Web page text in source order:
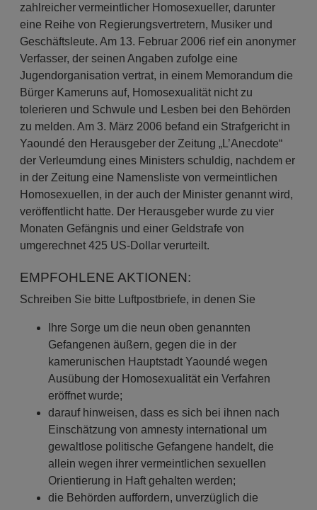
zahlreicher vermeintlicher Homo­sexueller, darunter
eine Reihe von Regierungsvertretern, Musiker und
Geschäftsleute. Am 13. Februar 2006 rief ein anonymer
Verfasser, der seinen Angaben zufolge eine
Jugendorganisation vertrat, in einem Memorandum die
Bürger Kameruns auf, Homosexualität nicht zu
tolerieren und Schwule und Lesben bei den Behörden
zu melden. Am 3. März 2006 befand ein Strafgericht in
Yaoundé den Herausgeber der Zeitung „L’Anecdote“
der Verleumdung eines Ministers schuldig, nachdem er
in der Zeitung eine Namensliste von vermeintlichen
Homosexuellen, in der auch der Minister genannt wird,
veröffentlicht hatte. Der Herausgeber wurde zu vier
Monaten Gefängnis und einer Geldstrafe von
umgerechnet 425 US-Dollar verurteilt.
EMPFOHLENE AKTIONEN:
Schreiben Sie bitte Luftpostbriefe, in denen Sie
Ihre Sorge um die neun oben genannten
Gefangenen äußern, gegen die in der
kamerunischen Hauptstadt Yaoundé wegen
Ausübung der Homosexualität ein Verfahren
eröffnet wurde;
darauf hinweisen, dass es sich bei ihnen nach
Einschätzung von amnesty international um
gewalt­lose politische Gefangene handelt, die
allein wegen ihrer vermeintlichen sexuellen
Orien­tierung in Haft gehalten werden;
die Behörden auffordern, unverzüglich die